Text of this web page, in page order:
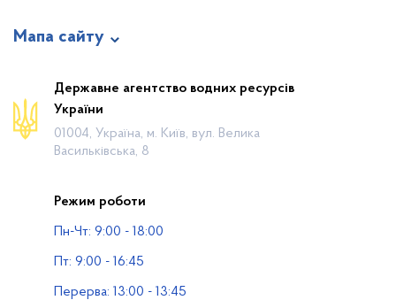
Мапа сайту
Про відомство
Діяльність
Громадянам
Публічна інформація
Водогосподарські організації
Державне агентство водних ресурсів
України
01004, Україна, м. Київ, вул. Велика
Васильківська, 8
Режим роботи
Пн-Чт: 9:00 - 18:00
Пт: 9:00 - 16:45
Перерва: 13:00 - 13:45